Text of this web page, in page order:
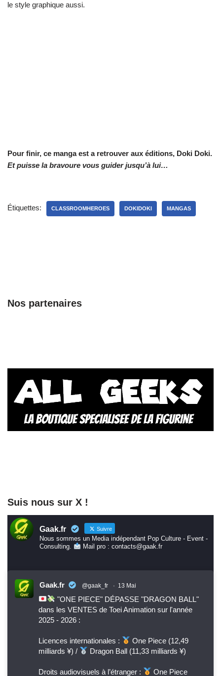
le style graphique aussi.
Pour finir, ce manga est a retrouver aux éditions, Doki Doki.
Et puisse la bravoure vous guider jusqu’à lui…
Étiquettes: CLASSROOMHEROES DOKIDOKI MANGAS
Nos partenaires
Suis nous sur X !
Gaak.fr Suivre
Nous sommes un Media indépendant Pop Culture - Event -
Consulting.
Mail pro : contacts@gaak.fr
Gaak.fr @gaak_fr · 13 Mai
"ONE PIECE" DÉPASSE "DRAGON BALL"
dans les VENTES de Toei Animation sur l'année
2025 - 2026 :
Licences internationales :
One Piece (12,49
milliards ¥) /
Dragon Ball (11,33 milliards ¥)
Droits audiovisuels à l’étranger : One Piece